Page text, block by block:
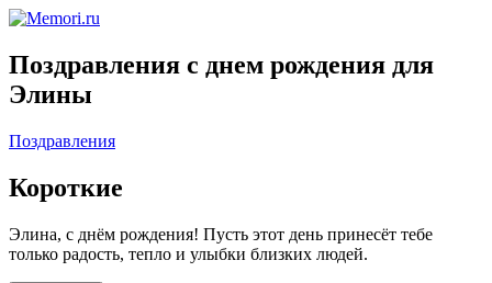
Поздравления с днем рождения для
Элины
Поздравления
Короткие
Элина, с днём рождения! Пусть этот день принесёт тебе
только радость, тепло и улыбки близких людей.